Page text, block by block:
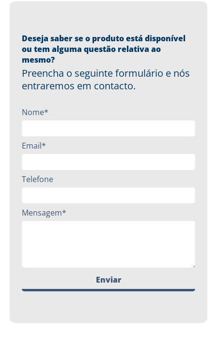
Deseja saber se o produto está disponível
ou tem alguma questão relativa ao
mesmo?
Preencha o seguinte formulário e nós
entraremos em contacto.
Nome*
Email*
Telefone
Mensagem*
Enviar